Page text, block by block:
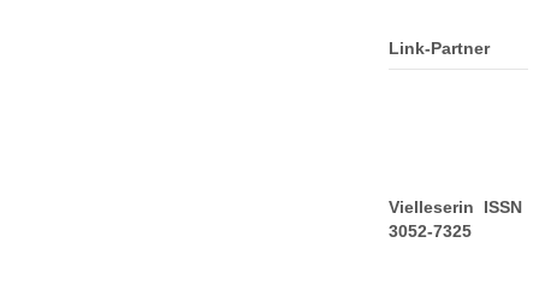
Link-Partner
Vielleserin ISSN
3052-7325